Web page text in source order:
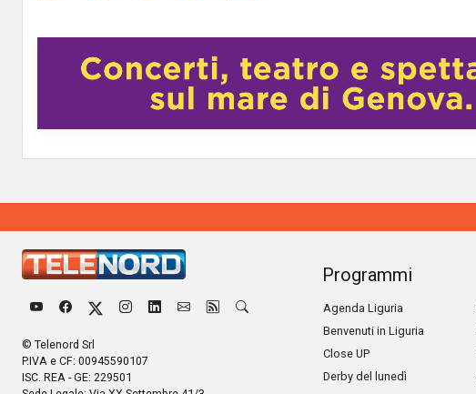
© Telenord Srl
P.IVA e CF: 00945590107
ISC. REA - GE: 229501
Programmi
Agenda Liguria
Benvenuti in Liguria
Close UP
Derby del lunedì